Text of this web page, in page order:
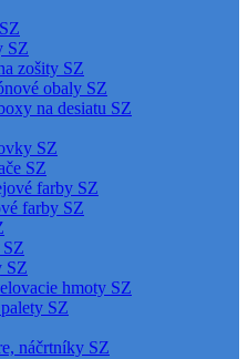
SZ
zošity SZ
obaly SZ
na desiatu SZ
SZ
SZ
farby SZ
farby SZ
SZ
hmoty SZ
SZ
náčrtníky SZ